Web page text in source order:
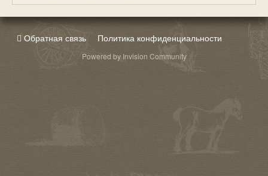
Обратная связь Политика конфиденциальности
Powered by Invision Community